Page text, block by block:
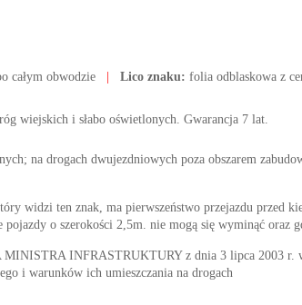
całym obwodzie Lico znaku: folia odblaskowa z
wiejskich i słabo oświetlonych. Gwarancja 7 lat.
na drogach dwujezdniowych poza obszarem
widzi ten znak, ma pierwszeństwo przejazdu przed
o szerokości 2,5m. nie mogą się wyminąć oraz
INFRASTRUKTURY z dnia 3 lipca 2003 r.
i warunków ich umieszczania na drogach